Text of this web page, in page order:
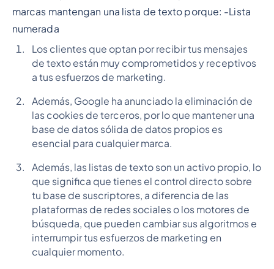
marcas mantengan una lista de texto porque: -Lista
numerada
Los clientes que optan por recibir tus mensajes
de texto están muy comprometidos y receptivos
a tus esfuerzos de marketing.
Además, Google ha anunciado la eliminación de
las cookies de terceros, por lo que mantener una
base de datos sólida de datos propios es
esencial para cualquier marca.
Además, las listas de texto son un activo propio, lo
que significa que tienes el control directo sobre
tu base de suscriptores, a diferencia de las
plataformas de redes sociales o los motores de
búsqueda, que pueden cambiar sus algoritmos e
interrumpir tus esfuerzos de marketing en
cualquier momento.